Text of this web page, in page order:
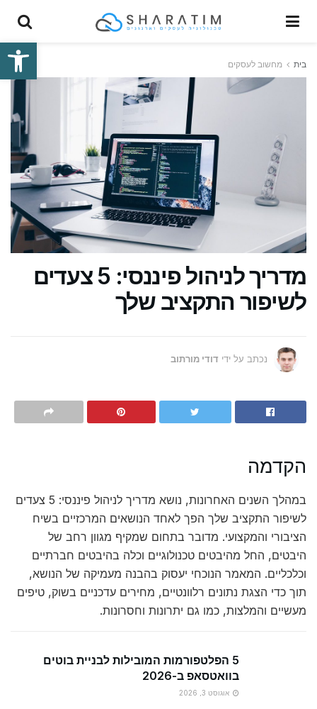
פתח
בית מחשוב לעסקים
מדריך לניהול פיננסי: 5 צעדים
לשיפור התקציב שלך
נכתב על ידי דודי מורתוב
הקדמה
במהלך השנים האחרונות, נושא מדריך לניהול פיננסי: 5 צעדים
לשיפור התקציב שלך הפך לאחד הנושאים המרכזיים בשיח
הציבורי והמקצועי. מדובר בתחום שמקיף מגוון רחב של
היבטים, החל מהיבטים טכנולוגיים וכלה בהיבטים חברתיים
וכלכליים. המאמר הנוכחי יעסוק בהבנה מעמיקה של הנושא,
תוך כדי הצגת נתונים רלוונטיים, מחירים עדכניים בשוק, טיפים
מעשיים והמלצות, כמו גם יתרונות וחסרונות.
5 הפלטפורמות המובילות לבניית בוטים
בוואטסאפ ב-2026
אוגוסט 3, 2026